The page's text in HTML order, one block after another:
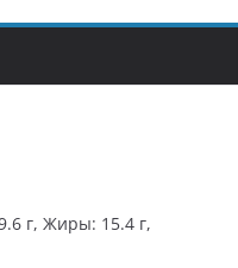
г, Жиры: 15.4 г,